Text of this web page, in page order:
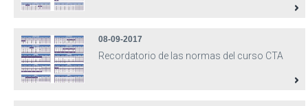
08-09-2017
Recordatorio de las normas del curso CTA